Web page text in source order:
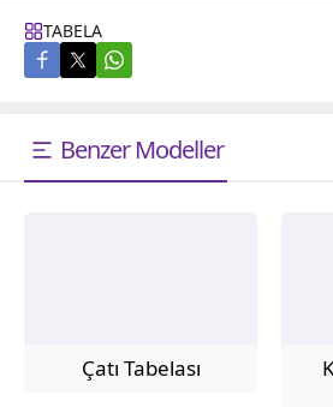
TABELA
Benzer Modeller
Çatı Tabelası